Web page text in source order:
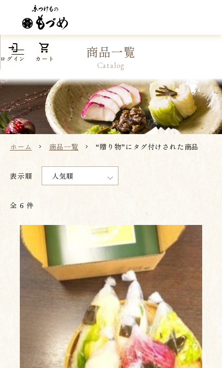
login
ログイン
shopping_cart
カート 商品一覧
Catalog
ホーム 商品一覧 “贈り物”にタグ付けされた商品
全 6 件